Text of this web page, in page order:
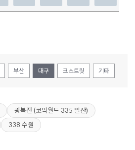
부산 대구 코스트릿 기타
광복전 (코믹월드 335 일산)
338 수원